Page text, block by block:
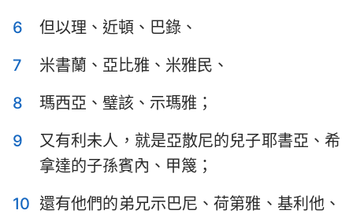
耶利米哀歌
但以理書 何西阿書
彌迦書 那鴻書
哈巴谷書 西番雅書
6
但以理、近頓、巴錄、
7
米書蘭、亞比雅、米雅民、
8
瑪西亞、璧該、示瑪雅；
9
又有利未人，就是亞散尼的兒子耶書亞、希
拿達的子孫賓內、甲篾；
10 還有他們的弟兄示巴尼、荷第雅、基利他、